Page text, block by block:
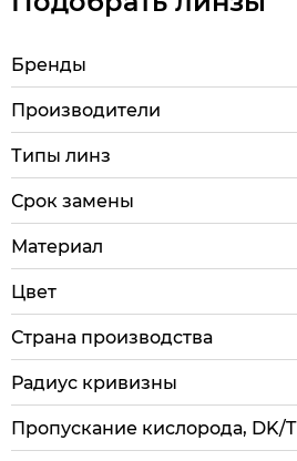
Бренды
Производители
Типы линз
Срок замены
Материал
Цвет
Страна производства
Радиус кривизны
Пропускание кислорода, DK/T